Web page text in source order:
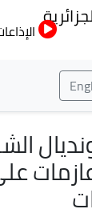
إلى
الإذاعات